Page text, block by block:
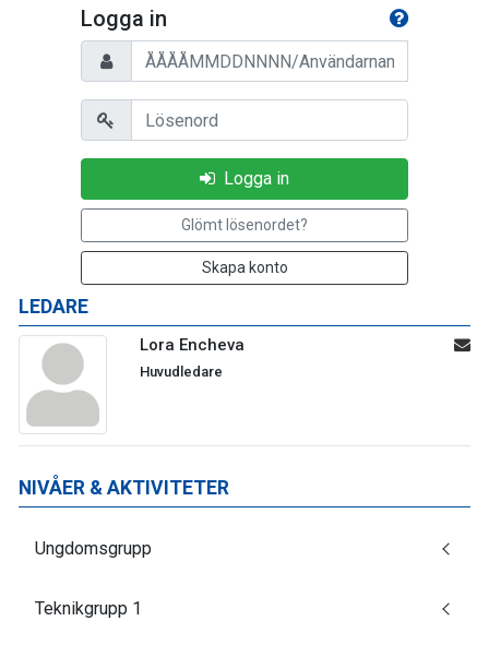
LEDARE
Lora Encheva
Huvudledare
Logga in
Personnummer/Användarnamn
Lösenord
Logga in
Glömt lösenordet?
Skapa konto
NIVÅER & AKTIVITETER
Ungdomsgrupp
Teknikgrupp 1